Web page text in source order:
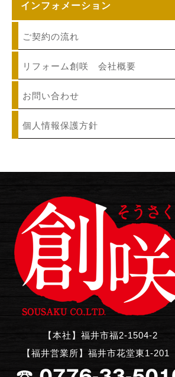
インフォメーション
ご契約の流れ
リフォーム創咲 会社概要
お問い合わせ
個人情報保護方針
【本社】福井市福2-1504-2
【福井営業所】福井市花堂東1-201